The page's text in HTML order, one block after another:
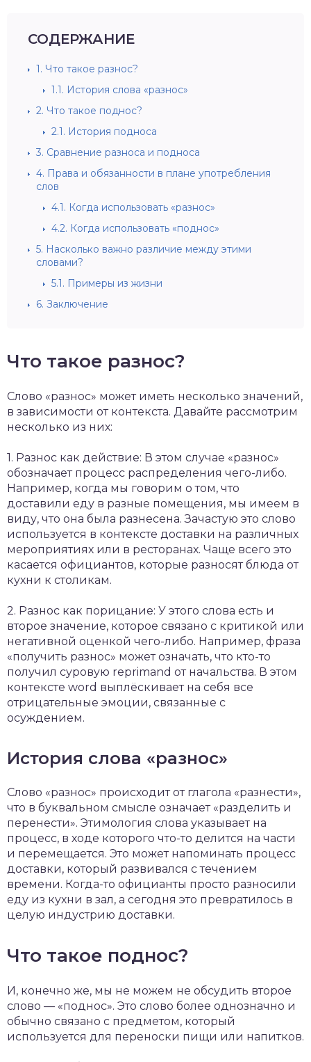
СОДЕРЖАНИЕ
1. Что такое разнос?
1.1. История слова «разнос»
2. Что такое поднос?
2.1. История подноса
3. Сравнение разноса и подноса
4. Права и обязанности в плане употребления
слов
4.1. Когда использовать «разнос»
4.2. Когда использовать «поднос»
5. Насколько важно различие между этими
словами?
5.1. Примеры из жизни
6. Заключение
Что такое разнос?
Слово «разнос» может иметь несколько значений,
в зависимости от контекста. Давайте рассмотрим
несколько из них:
1. Разнос как действие: В этом случае «разнос»
обозначает процесс распределения чего-либо.
Например, когда мы говорим о том, что
доставили еду в разные помещения, мы имеем в
виду, что она была разнесена. Зачастую это слово
используется в контексте доставки на различных
мероприятиях или в ресторанах. Чаще всего это
касается официантов, которые разносят блюда от
кухни к столикам.
2. Разнос как порицание: У этого слова есть и
второе значение, которое связано с критикой или
негативной оценкой чего-либо. Например, фраза
«получить разнос» может означать, что кто-то
получил суровую reprimand от начальства. В этом
контексте word выплёскивает на себя все
отрицательные эмоции, связанные с
осуждением.
История слова «разнос»
Слово «разнос» происходит от глагола «разнести»,
что в буквальном смысле означает «разделить и
перенести». Этимология слова указывает на
процесс, в ходе которого что-то делится на части
и перемещается. Это может напоминать процесс
доставки, который развивался с течением
времени. Когда-то официанты просто разносили
еду из кухни в зал, а сегодня это превратилось в
целую индустрию доставки.
Что такое поднос?
И, конечно же, мы не можем не обсудить второе
слово — «поднос». Это слово более однозначно и
обычно связано с предметом, который
используется для переноски пищи или напитков.